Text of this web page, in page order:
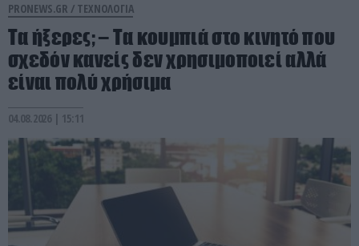
PRONEWS.GR / ΤΕΧΝΟΛΟΓΙΑ
Τα ήξερες; – Τα κουμπιά στο κινητό που
σχεδόν κανείς δεν χρησιμοποιεί αλλά
είναι πολύ χρήσιμα
04.08.2026 | 15:11